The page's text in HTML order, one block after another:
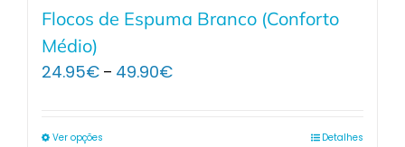
Flocos de Espuma Branco (Conforto
Médio)
24.95€ – 49.90€Price
Ver opções Detalhes